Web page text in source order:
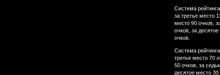
Система
за третье место
место 90 очков,
очков, за
очков.
Система
третье место 70
50 очков, за
десятое место